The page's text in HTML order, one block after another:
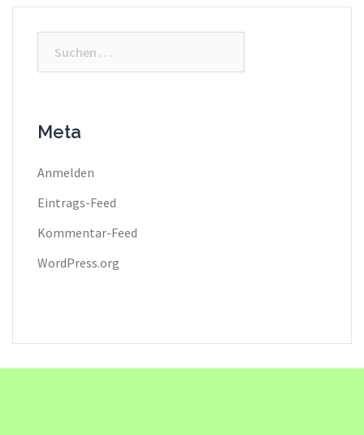
Meta
Anmelden
Eintrags-Feed
Kommentar-Feed
WordPress.org